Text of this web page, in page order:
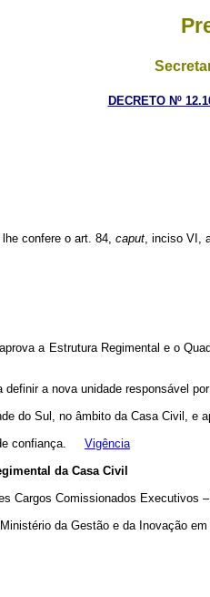
DECRETO Nº
confere o art. 84, caput, inciso VI,
a Estrutura Regimental e o
definir a nova unidade responsável
do Sul, no âmbito da Casa
de confiança. Vigência
da Casa Civil
Cargos Comissionados Executivos
da Gestão e da Inovação